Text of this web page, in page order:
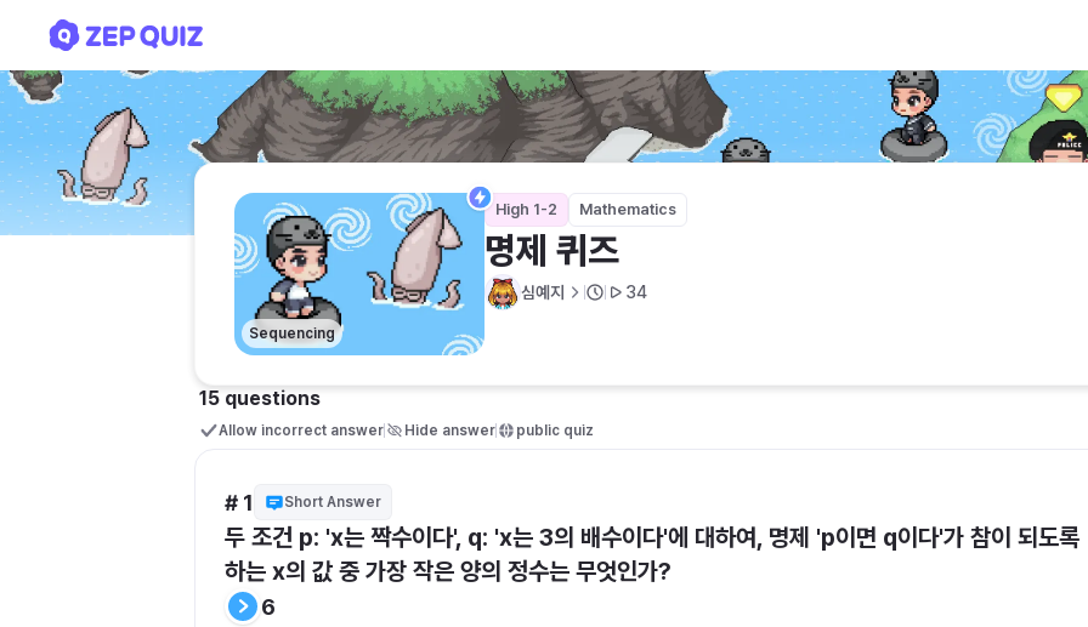
Sequencing
High 1-2 Mathematics
명제 퀴즈
심예지 34
15 questions
Allow incorrect answer Hide answer public quiz
# 1 Short Answer
두 조건 p: 'x는 짝수이다', q: 'x는 3의 배수이다'에 대하여, 명제 'p이면 q이다'가 참이 되도록
하는 x의 값 중 가장 작은 양의 정수는 무엇인가?
6